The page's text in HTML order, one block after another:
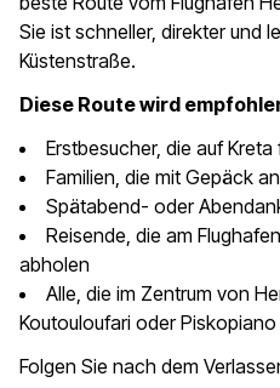
Sie ist schneller, direkter und
Küstenstraße.
Diese Route wird
Erstbesucher, die auf Kreta
Familien, die mit Gepäck
Spätabend- oder
Reisende, die am
abholen
Alle, die im Zentrum von
Koutouloufari oder
Folgen Sie nach dem